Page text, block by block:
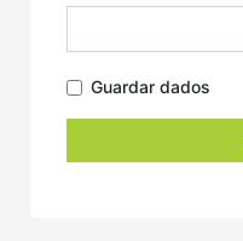
Guardar dados